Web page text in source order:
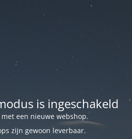
is ingeschakeld
een nieuwe webshop.
zijn gewoon leverbaar.